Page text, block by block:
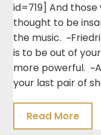
id=719] And
thought to be
the music.
is to be out of
more powerful.
your last pair of
Read More